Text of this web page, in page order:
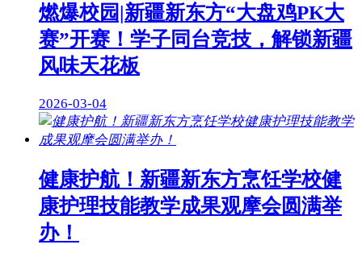
燃爆校园|新疆新东方“大盘鸡PK大
赛”开赛！学子同台竞技，解锁新疆
风味天花板
2026-03-04
健康护航！新疆新东方烹饪学校健
康护理技能教学成果观摩会圆满举
办！